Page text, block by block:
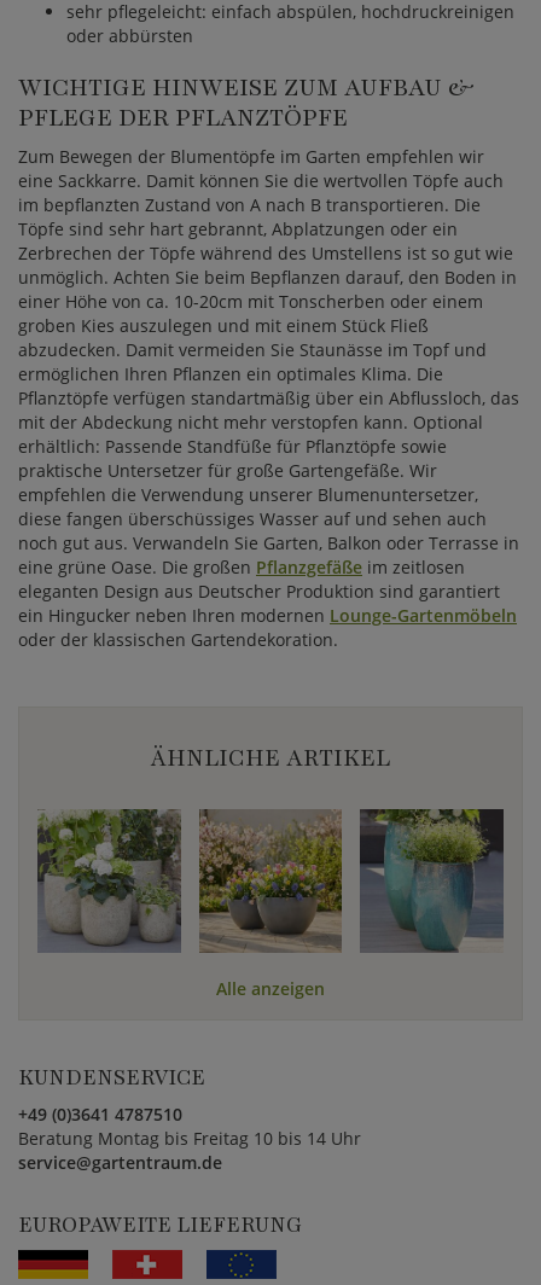
sehr pflegeleicht: einfach abspülen, hochdruckreinigen
oder abbürsten
WICHTIGE HINWEISE ZUM AUFBAU &
PFLEGE DER PFLANZTÖPFE
Zum Bewegen der Blumentöpfe im Garten empfehlen wir
eine Sackkarre. Damit können Sie die wertvollen Töpfe auch
im bepflanzten Zustand von A nach B transportieren. Die
Töpfe sind sehr hart gebrannt, Abplatzungen oder ein
Zerbrechen der Töpfe während des Umstellens ist so gut wie
unmöglich. Achten Sie beim Bepflanzen darauf, den Boden in
einer Höhe von ca. 10-20cm mit Tonscherben oder einem
groben Kies auszulegen und mit einem Stück Fließ
abzudecken. Damit vermeiden Sie Staunässe im Topf und
ermöglichen Ihren Pflanzen ein optimales Klima. Die
Pflanztöpfe verfügen standartmäßig über ein Abflussloch, das
mit der Abdeckung nicht mehr verstopfen kann. Optional
erhältlich: Passende Standfüße für Pflanztöpfe sowie
praktische Untersetzer für große Gartengefäße. Wir
empfehlen die Verwendung unserer Blumenuntersetzer,
diese fangen überschüssiges Wasser auf und sehen auch
noch gut aus. Verwandeln Sie Garten, Balkon oder Terrasse in
eine grüne Oase. Die großen Pflanzgefäße im zeitlosen
eleganten Design aus Deutscher Produktion sind garantiert
ein Hingucker neben Ihren modernen Lounge-Gartenmöbeln
oder der klassischen Gartendekoration.
ÄHNLICHE ARTIKEL
Alle anzeigen
KUNDENSERVICE
+49 (0)3641 4787510
Beratung Montag bis Freitag 10 bis 14 Uhr
service@gartentraum.de
EUROPAWEITE LIEFERUNG